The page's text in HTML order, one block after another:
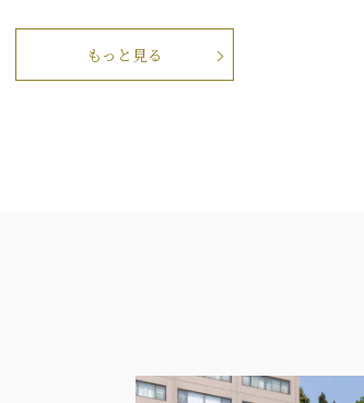
もっと見る